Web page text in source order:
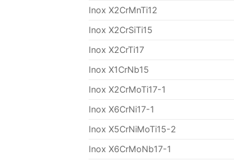
Inox X2CrMnTi12
Inox X2CrSiTi15
Inox X2CrTi17
Inox X1CrNb15
Inox X2CrMoTi17-1
Inox X6CrNi17-1
Inox X5CrNiMoTi15-2
Inox X6CrMoNb17-1